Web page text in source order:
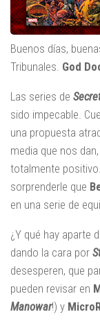
Buenos días,
Tribunales. God
Las series de
sido impecable.
una propuesta
media que nos
totalmente
sorprenderle que
en una serie de
¿Y qué hay aparte
dando la cara por
desesperen, que
pueden revisar en
Manowar!) y